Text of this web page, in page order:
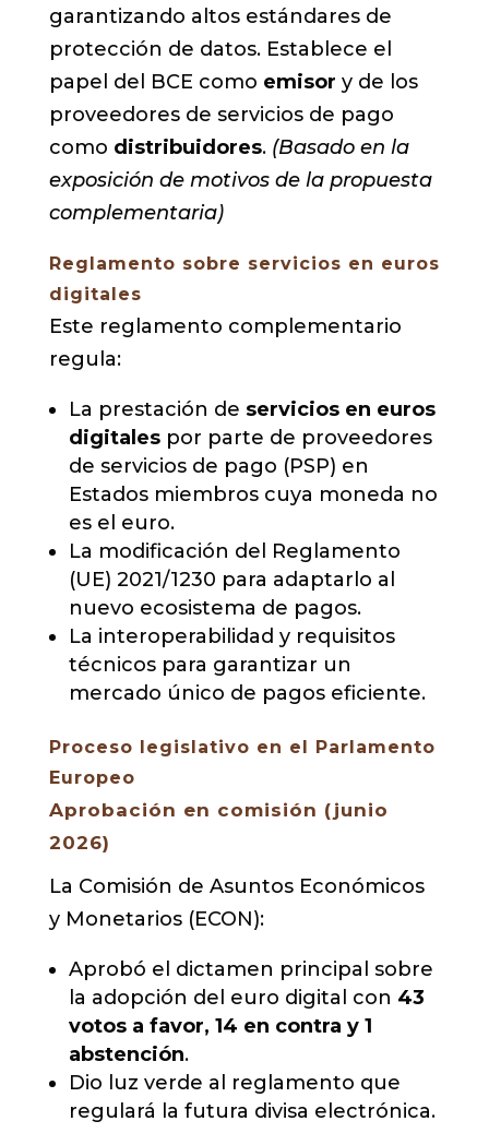
garantizando altos estándares de
protección de datos. Establece el
papel del BCE como emisor y de los
proveedores de servicios de pago
como distribuidores. (Basado en la
exposición de motivos de la propuesta
complementaria)
Reglamento sobre servicios en euros
digitales
Este reglamento complementario
regula:
La prestación de servicios en euros
digitalespor parte de proveedores
de servicios de pago (PSP) en
Estados miembros cuya moneda no
es el euro.
La modificación del Reglamento
(UE) 2021/1230 para adaptarlo al
nuevo ecosistema de pagos.
La interoperabilidad y requisitos
técnicos para garantizar un
mercado único de pagos eficiente.
Proceso legislativo en el Parlamento
Europeo
Aprobación en comisión (junio
2026)
La Comisión de Asuntos Económicos
y Monetarios (ECON):
Aprobó el dictamen principal sobre
la adopción del euro digital con 43
votos a favor, 14 en contra y 1
abstención.
Dio luz verde al reglamento que
regulará la futura divisa electrónica.